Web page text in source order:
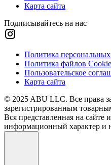
Карта сайта
Подписывайтесь на нас
Политика
Политика файлов Cookie
Пользовательское
Карта сайта
© 2025 ABU LLC. Все права
зарегистрированным
Вся представленная на сайте
информационный характер и